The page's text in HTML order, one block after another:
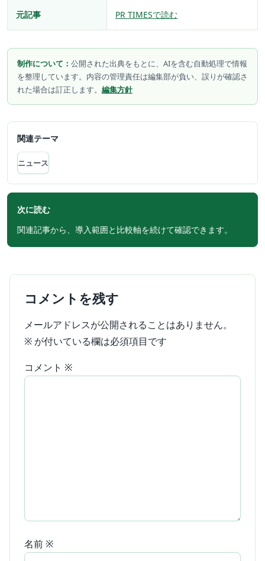
元記事 PR TIMESで読む
制作について： 公開された出典をもとに、AIを含む自動処理で情報
を整理しています。内容の管理責任は編集部が負い、誤りが確認さ
れた場合は訂正します。 編集方針
関連テーマ
ニュース
次に読む
関連記事から、導入範囲と比較軸を続けて確認できます。
コメントを残す
メールアドレスが公開されることはありません。
※ が付いている欄は必須項目です
コメント ※
名前 ※